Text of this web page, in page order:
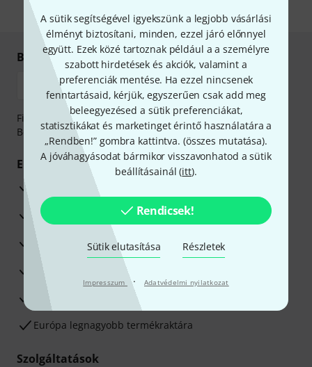
A sütik segítségével igyekszünk a legjobb vásárlási
élményt biztosítani, minden, ezzel járó előnnyel
együtt. Ezek közé tartoznak például a a személyre
szabott hirdetések és akciók, valamint a
preferenciák mentése. Ha ezzel nincsenek
fenntartásaid, kérjük, egyszerűen csak add meg
beleegyezésed a sütik preferenciákat,
statisztikákat és marketinget érintő használatára a
„Rendben!” gombra kattintva. (összes mutatása).
A jóváhagyásodat bármikor visszavonhatod a sütik
beállításainál (itt).
Rendicsek!
Sütik elutasítása Részletek
Impresszum · Adatvédelmi nyilatkozat
Biztonságos vásárlás és fizetés
Fizessen biztonságosan, titkosítással: Banki átutalás vagy
Betéti- vagy hitelkártya segítségével
Előnyök
3 éves Thomann-garancia
30 napos pénzvisszafizetési garancia
Javítás/Szervizelés
Hozzáértők szaktanácsadása
Elégedettségi Garancia
Európa legnagyobb termékraktára
Szolgáltatások